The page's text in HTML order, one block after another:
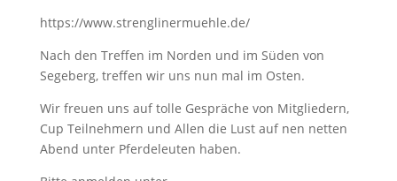
https://www.strenglinermuehle.de/
Nach den Treffen im Norden und im Süden von
Segeberg, treffen wir uns nun mal im Osten.
Wir freuen uns auf tolle Gespräche von Mitgliedern,
Cup Teilnehmern und Allen die Lust auf nen netten
Abend unter Pferdeleuten haben.